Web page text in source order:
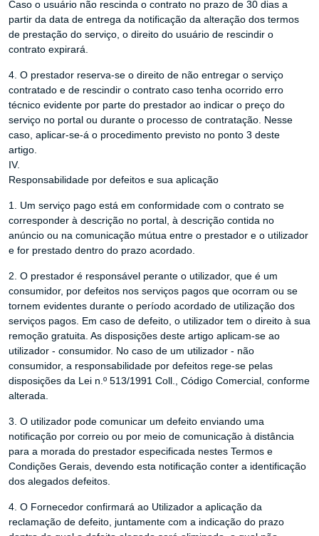
Caso o usuário não rescinda o contrato no prazo de 30 dias a
partir da data de entrega da notificação da alteração dos termos
de prestação do serviço, o direito do usuário de rescindir o
contrato expirará.
4. O prestador reserva-se o direito de não entregar o serviço
contratado e de rescindir o contrato caso tenha ocorrido erro
técnico evidente por parte do prestador ao indicar o preço do
serviço no portal ou durante o processo de contratação. Nesse
caso, aplicar-se-á o procedimento previsto no ponto 3 deste
artigo.
IV.
Responsabilidade por defeitos e sua aplicação
1. Um serviço pago está em conformidade com o contrato se
corresponder à descrição no portal, à descrição contida no
anúncio ou na comunicação mútua entre o prestador e o utilizador
e for prestado dentro do prazo acordado.
2. O prestador é responsável perante o utilizador, que é um
consumidor, por defeitos nos serviços pagos que ocorram ou se
tornem evidentes durante o período acordado de utilização dos
serviços pagos. Em caso de defeito, o utilizador tem o direito à sua
remoção gratuita. As disposições deste artigo aplicam-se ao
utilizador - consumidor. No caso de um utilizador - não
consumidor, a responsabilidade por defeitos rege-se pelas
disposições da Lei n.º 513/1991 Coll., Código Comercial, conforme
alterada.
3. O utilizador pode comunicar um defeito enviando uma
notificação por correio ou por meio de comunicação à distância
para a morada do prestador especificada nestes Termos e
Condições Gerais, devendo esta notificação conter a identificação
dos alegados defeitos.
4. O Fornecedor confirmará ao Utilizador a aplicação da
reclamação de defeito, juntamente com a indicação do prazo